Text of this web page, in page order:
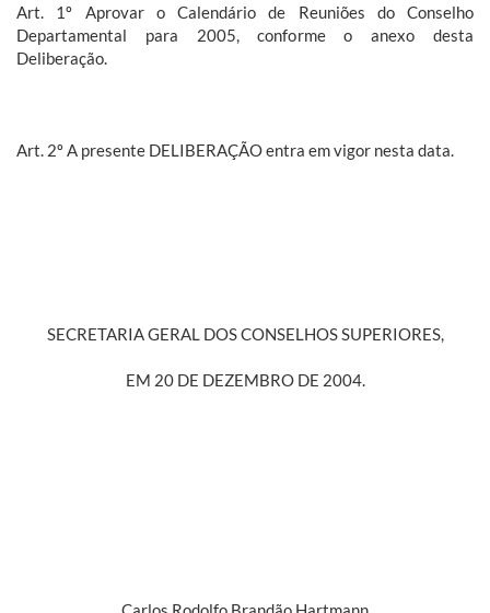
Art. 1º Aprovar o Calendário de Reuniões do Conselho
Departamental para 2005, conforme o anexo desta
Deliberação.
Art. 2º A presente DELIBERAÇÃO entra em vigor nesta data.
SECRETARIA GERAL DOS CONSELHOS SUPERIORES,
EM 20 DE DEZEMBRO DE 2004.